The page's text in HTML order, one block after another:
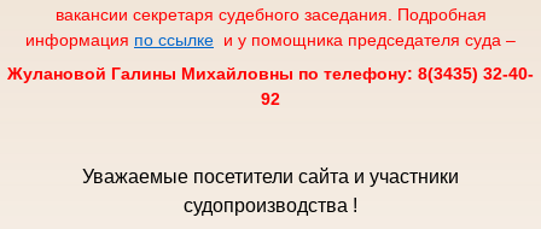
вакансии секретаря судебного заседания. Подробная
информация по ссылке и у помощника председателя суда –
Жулановой Галины Михайловны по телефону: 8(3435) 32-40-
92
Уважаемые посетители сайта и участники
судопроизводства !